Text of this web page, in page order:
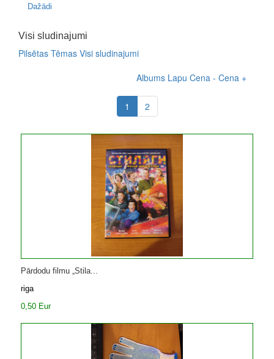
Dažādi
Visi sludinajumi
Pilsētas Tēmas Visi sludinajumi
Albums Lapu Cena - Cena +
1 2
Pārdodu filmu „Stila...
riga
0,50 Eur